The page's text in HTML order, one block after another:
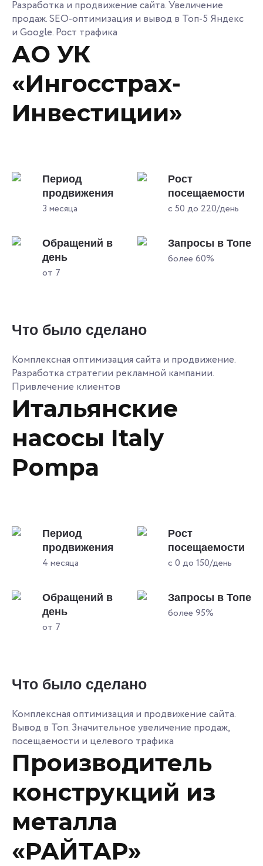
Разработка и продвижение сайта. Увеличение
продаж. SEO-оптимизация и вывод в Топ-5 Яндекс
и Google. Рост трафика
АО УК
«Ингосстрах-
Инвестиции»
Период
продвижения
3 месяца
Рост
посещаемости
с 50 до 220/день
Обращений в
день
от 7
Запросы в Топе
более 60%
Что было сделано
Комплексная оптимизация сайта и продвижение.
Разработка стратегии рекламной кампании.
Привлечение клиентов
Итальянские
насосы Italy
Pompa
Период
продвижения
4 месяца
Рост
посещаемости
с 0 до 150/день
Обращений в
день
от 7
Запросы в Топе
более 95%
Что было сделано
Комплексная оптимизация и продвижение сайта.
Вывод в Топ. Значительное увеличение продаж,
посещаемости и целевого трафика
Производитель
конструкций из
металла
«РАЙТАР»